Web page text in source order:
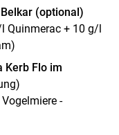
(optional)
Quinmerac + 10 g/l
Kerb Flo im
-